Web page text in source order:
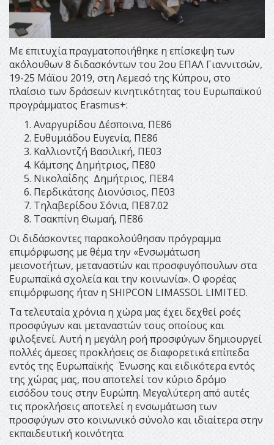
Με επιτυχία πραγματοποιήθηκε η επίσκεψη των
ακόλουθων 8 διδασκόντων του 2ου ΕΠΑΛ Γιαννιτσών,
19-25 Μάϊου 2019, στηΛεμεσότης Κύπρου, στο
πλαίσιο των δράσεων κινητικότητας του Ευρωπαϊκού
προγράμματος Erasmus+:
Αναργυρίδου Δέσποινα, ΠΕ86
Ευθυμιάδου Ευγενία, ΠΕ86
Καλλιοντζή Βασιλική, ΠΕ03
Κάμτσης Δημήτριος, ΠΕ80
Νικολαΐδης Δημήτριος, ΠΕ84
Περδικάτσης Διονύσιος, ΠΕ03
Τηλαβερίδου Σόνια, ΠΕ87.02
Τσακπίνη Θωμαή, ΠΕ86
Οι διδάσκοντες παρακολούθησαν πρόγραμμα
επιμόρφωσης με θέμα την «Ενσωμάτωση
μειονοτήτων, μεταναστών και προσφυγόπουλων στα
Ευρωπαϊκά σχολεία και την κοινωνία».Ο φορέας
επιμόρφωσης ήταν η SHIPCON LIMASSOL LIMITED.
Τα τελευταία χρόνια η χώρα μας έχει δεχθεί ροές
προσφύγων και μεταναστών τους οποίους και
φιλοξενεί. Αυτή η μεγάλη ροή προσφύγων δημιουργεί
πολλές άμεσες προκλήσεις σε διαφορετικά επίπεδα
εντός της Ευρωπαϊκής Ένωσης και ειδικότερα εντός
της χώρας μας, που αποτελεί τον κύριο δρόμο
εισόδου τους στην Ευρώπη. Μεγαλύτερη από αυτές
τις προκλήσεις αποτελεί η ενσωμάτωση των
προσφύγων στο κοινωνικό σύνολο και ιδιαίτερα στην
εκπαιδευτική κοινότητα.